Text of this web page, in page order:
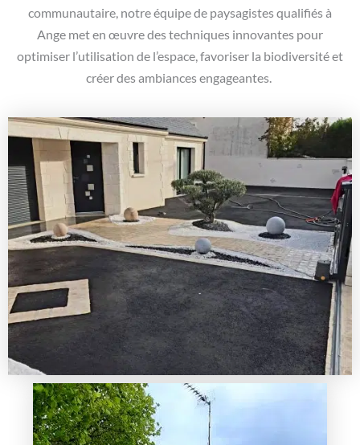
communautaire, notre équipe de paysagistes qualifiés à
Ange met en œuvre des techniques innovantes pour
optimiser l’utilisation de l’espace, favoriser la biodiversité et
créer des ambiances engageantes.